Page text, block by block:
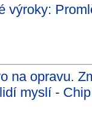
výroky:
na opravu.
myslí -